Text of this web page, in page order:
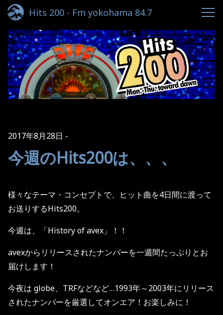
Hits 200 - Fm yokohama 84.7
2017年8月28日
今週のHits200は、、、
様々なテーマ・コンセプトで、ヒット曲を4日間に渡って
お送りするHits200。
今週は、「History of avex 」！！
avexからリリースされたナンバーを一週間たっぷりとお
届けします！
今夜は globe、 TRFなどなど…1993年～2003年にリリース
されたナンバーを厳選してオンエア！お楽しみに！